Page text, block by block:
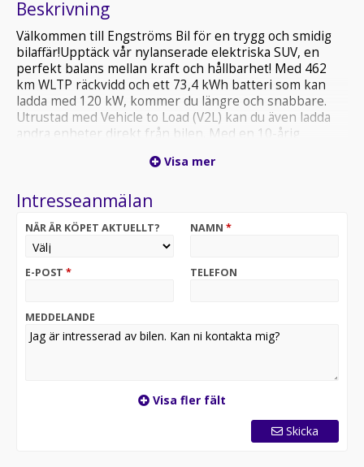
Beskrivning
Välkommen till Engströms Bil för en trygg och smidig
bilaffär!Upptäck vår nylanserade elektriska SUV, en
perfekt balans mellan kraft och hållbarhet! Med 462
km WLTP räckvidd och ett 73,4 kWh batteri som kan
ladda med 120 kW, kommer du längre och snabbare.
Utrustad med Vehicle to Load (V2L) kan du även ladda
andra enheter direkt från bilen. Med en 10-årig
många år framöver. Välj framtidens SUV, smart, kraftfull
kgm@engstromsbil.se för mer info.Engströms Bil
Visa mer
Intresseanmälan
NÄR ÄR KÖPET AKTUELLT? NAMN *
E-POST * TELEFON
MEDDELANDE
Visa fler fält
Skicka